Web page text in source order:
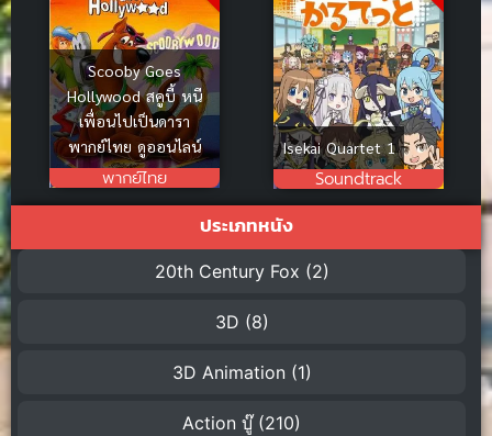
Scooby Goes
Hollywood สคูบี้ หนี
เพื่อนไปเป็นดารา
พากย์ไทย ดูออนไลน์
พากย์ไทย
Isekai Quartet 1
Soundtrack
ประเภทหนัง
20th Century Fox (2)
3D (8)
3D Animation (1)
Action บู๊(210)